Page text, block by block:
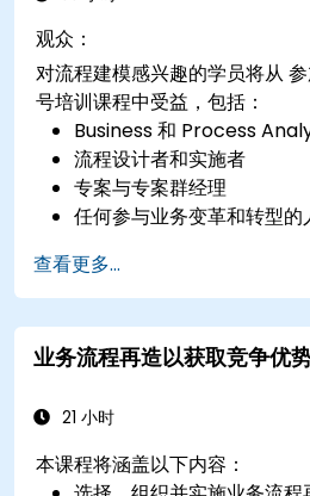
观众：
对流程建模感兴趣的学员将从
号培训课程中受益，包括：
Business 和 Process
流程设计者和实施者
专案与专案群经理
任何参与业务变革和转型的
查看更多...
业务流程再造以获取竞争优
21 小时
本课程将涵盖以下内容：